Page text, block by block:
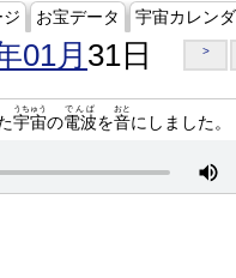
お宝データ 宇宙カレン
01月 31日 >
宇宙
うちゅう
の電波
でんぱ
を音
おと
にしました。